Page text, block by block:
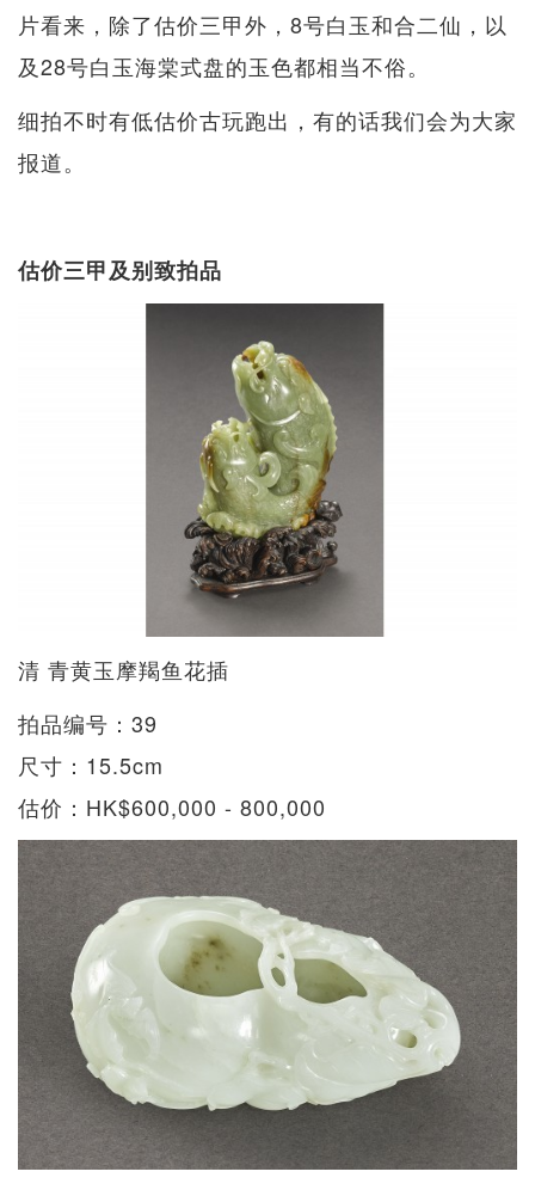
片看来，除了估价三甲外，8号白玉和合二仙，以
及28号白玉海棠式盘的玉色都相当不俗。
细拍不时有低估价古玩跑出，有的话我们会为大家
报道。
估价三甲及别致拍品
清 青黄玉摩羯鱼花插
拍品编号：39
尺寸：15.5cm
估价：HK$600,000 - 800,000